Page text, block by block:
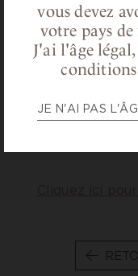
vous devez
votre pays de
J'ai l'âge
JE N'AI PAS
Vendredi
Samedi
Lundi